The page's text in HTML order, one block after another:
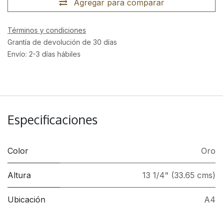
Agregar para comparar
Términos y condiciones
Grantía de devolución de 30 días
Envío: 2-3 días hábiles
Especificaciones
Color Oro
Altura 13 1/4" (33.65 cms)
Ubicación A4